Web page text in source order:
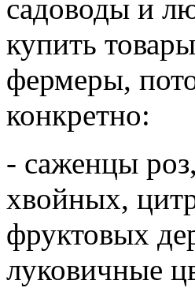
садоводы и
купить
фермеры,
конкретно:
- саженцы
хвойных,
фруктовых
луковичные